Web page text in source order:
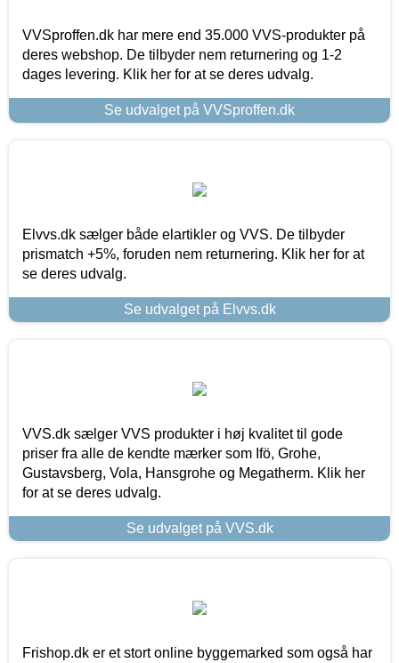
VVSproffen.dk har mere end 35.000 VVS-produkter på
deres webshop. De tilbyder nem returnering og 1-2
dages levering. Klik her for at se deres udvalg.
Se udvalget på VVSproffen.dk
Elvvs.dk sælger både elartikler og VVS. De tilbyder
prismatch +5%, foruden nem returnering. Klik her for at
se deres udvalg.
Se udvalget på Elvvs.dk
VVS.dk sælger VVS produkter i høj kvalitet til gode
priser fra alle de kendte mærker som Ifö, Grohe,
Gustavsberg, Vola, Hansgrohe og Megatherm. Klik her
for at se deres udvalg.
Se udvalget på VVS.dk
Frishop.dk er et stort online byggemarked som også har